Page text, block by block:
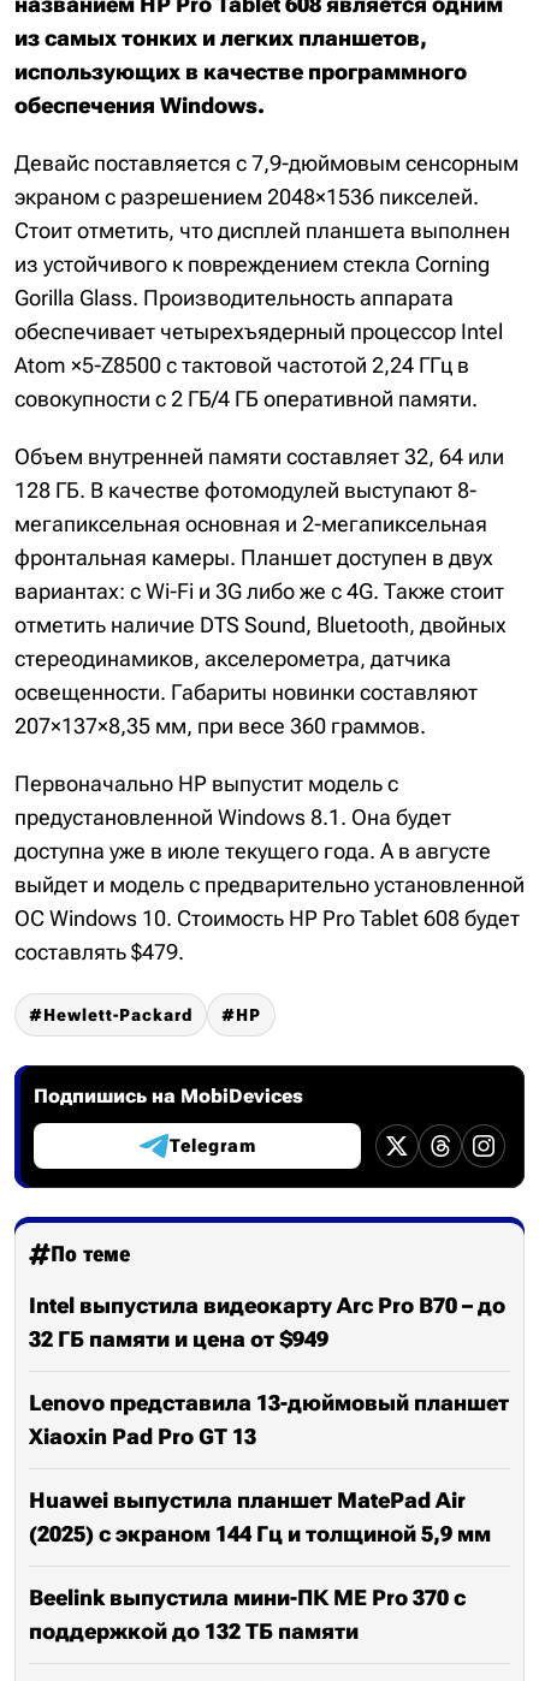
из самых тонких и легких планшетов,
использующих в качестве программного
обеспечения Windows.
Девайс поставляется с 7,9-дюймовым сенсорным
экраном с разрешением 2048×1536 пикселей.
Стоит отметить, что дисплей планшета выполнен
из устойчивого к повреждением стекла Corning
Gorilla Glass. Производительность аппарата
обеспечивает четырехъядерный процессор Intel
Atom ×5-Z8500 с тактовой частотой 2,24 ГГц в
совокупности с 2 ГБ/4 ГБ оперативной памяти.
Объем внутренней памяти составляет 32, 64 или
128 ГБ. В качестве фотомодулей выступают 8-
мегапиксельная основная и 2-мегапиксельная
фронтальная камеры. Планшет доступен в двух
вариантах: с Wi-Fi и 3G либо же с 4G. Также стоит
отметить наличие DTS Sound, Bluetooth, двойных
стереодинамиков, акселерометра, датчика
освещенности. Габариты новинки составляют
207×137×8,35 мм, при весе 360 граммов.
Первоначально HP выпустит модель с
предустановленной Windows 8.1. Она будет
доступна уже в июле текущего года. А в августе
выйдет и модель с предварительно установленной
ОС Windows 10. Стоимость HP Pro Tablet 608 будет
составлять $479.
Hewlett-Packard HP
Подпишись на MobiDevices
Telegram
По теме
Intel выпустила видеокарту Arc Pro B70 – до
32 ГБ памяти и цена от $949
Lenovo представила 13-дюймовый планшет
Xiaoxin Pad Pro GT 13
Huawei выпустила планшет MatePad Air
(2025) с экраном 144 Гц и толщиной 5,9 мм
Beelink выпустила мини-ПК ME Pro 370 с
поддержкой до 132 ТБ памяти